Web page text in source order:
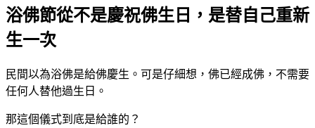
浴佛節從不是慶祝佛生日，是替自己重新
生一次
民間以為浴佛是給佛慶生。可是仔細想，佛已經成佛，不需要
任何人替他過生日。
那這個儀式到底是給誰的？